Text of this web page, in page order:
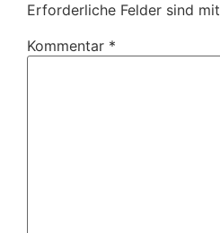
Erforderliche Felder sind mit
Kommentar *